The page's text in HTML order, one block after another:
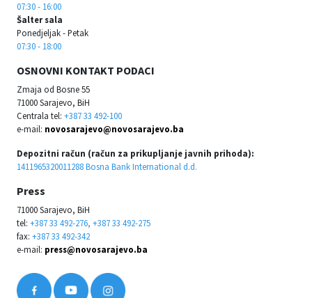
07:30 - 16:00
Šalter sala
Ponedjeljak - Petak
07:30 - 18:00
OSNOVNI KONTAKT PODACI
Zmaja od Bosne 55
71000 Sarajevo, BiH
Centrala tel: +387 33 492-100
e-mail: novosarajevo@novosarajevo.ba
Depozitni račun (račun za prikupljanje javnih prihoda):
1411965320011288 Bosna Bank International d.d.
Press
71000 Sarajevo, BiH
tel: +387 33 492-276, +387 33 492-275
fax: +387 33 492-342
e-mail: press@novosarajevo.ba